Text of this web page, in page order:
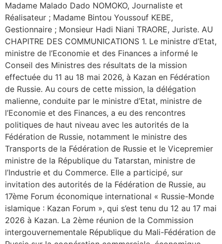
Madame Malado Dado NOMOKO, Journaliste et
Réalisateur ; Madame Bintou Youssouf KEBE,
Gestionnaire ; Monsieur Hadi Niani TRAORE, Juriste. AU
CHAPITRE DES COMMUNICATIONS 1. Le ministre d’Etat,
ministre de l’Economie et des Finances a informé le
Conseil des Ministres des résultats de la mission
effectuée du 11 au 18 mai 2026, à Kazan en Fédération
de Russie. Au cours de cette mission, la délégation
malienne, conduite par le ministre d’Etat, ministre de
l’Economie et des Finances, a eu des rencontres
politiques de haut niveau avec les autorités de la
Fédération de Russie, notamment le ministre des
Transports de la Fédération de Russie et le Vicepremier
ministre de la République du Tatarstan, ministre de
l’Industrie et du Commerce. Elle a participé, sur
invitation des autorités de la Fédération de Russie, au
17ème Forum économique international « Russie-Monde
islamique : Kazan Forum », qui s’est tenu du 12 au 17 mai
2026 à Kazan. La 2ème réunion de la Commission
intergouvernementale République du Mali-Fédération de